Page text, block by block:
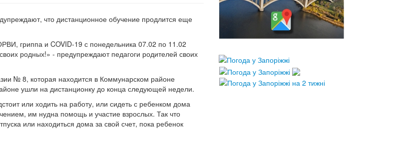
что дистанционное обучение продлится еще
гриппа и COVID-19 с понедельника 07.02 по 11.02
родных!» - предупреждают педагоги родителей своих
№ 8, которая находится в Коммунарском районе
ушли на дистанционку до конца следующей недели.
или ходить на работу, или сидеть с ребенком дома
им нудна помощь и участие взрослых. Так что
или находиться дома за свой счет, пока ребенок